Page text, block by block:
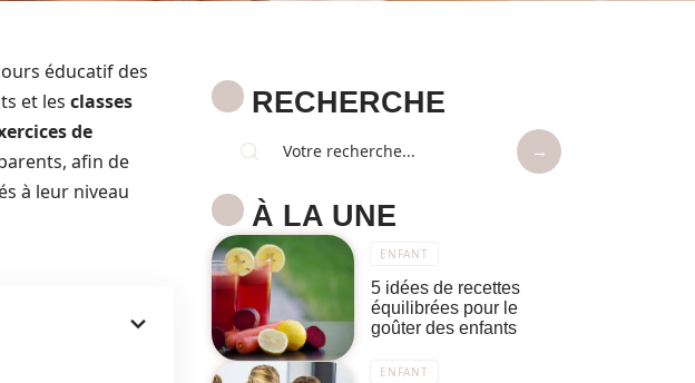
éducatif des
et les classes
de
afin de
à leur niveau
RECHERCHE
À LA UNE
ENFANT
5 idées de recettes
équilibrées pour le
goûter des enfants
ENFANT